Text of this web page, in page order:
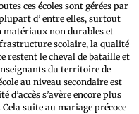
ces écoles sont gérées par
d’ entre elles, surtout
matériaux non durables et
scolaire, la qualité
restent le cheval de bataille et
du territoire de
au niveau secondaire est
d’accès s’avère encore plus
suite au mariage précoce